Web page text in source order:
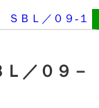
ＢＬ／０９‐１
／０９－